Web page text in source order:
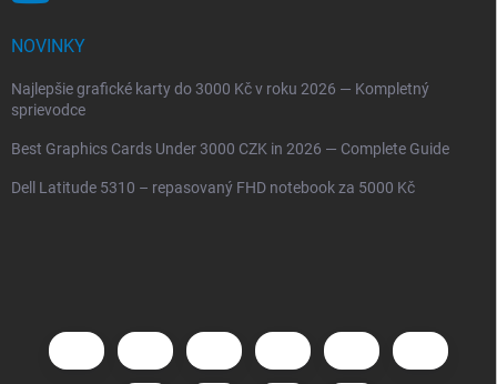
NOVINKY
Najlepšie grafické karty do 3000 Kč v roku 2026 — Kompletný
sprievodce
Best Graphics Cards Under 3000 CZK in 2026 — Complete Guide
Dell Latitude 5310 – repasovaný FHD notebook za 5000 Kč